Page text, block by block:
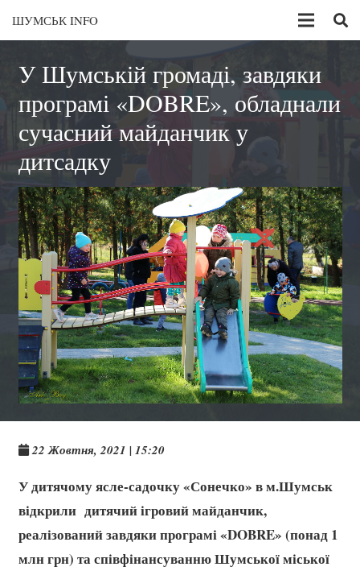
ШУМСЬК INFO
У Шумській громаді, завдяки
програмі «DOBRE», обладнали
сучасний майданчик у
дитсадку
22 Жовтня, 2021 | 15:20
У дитячому ясле-садочку «Сонечко» в м.Шумськ
відкрили дитячий ігровий майданчик,
реалізований завдяки програмі «DOBRE» (понад 1
млн грн) та співфінансуванню Шумської міської